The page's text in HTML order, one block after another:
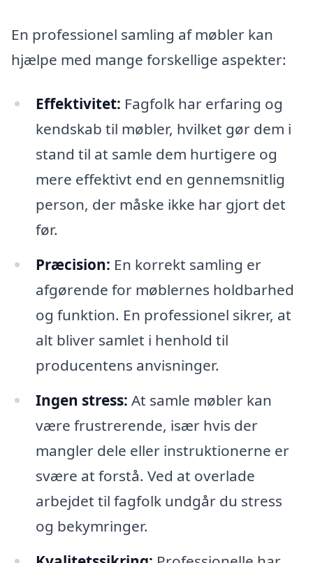
En professionel samling af møbler kan
hjælpe med mange forskellige aspekter:
Effektivitet: Fagfolk har erfaring og
kendskab til møbler, hvilket gør dem i
stand til at samle dem hurtigere og
mere effektivt end en gennemsnitlig
person, der måske ikke har gjort det
før.
Præcision: En korrekt samling er
afgørende for møblernes holdbarhed
og funktion. En professionel sikrer, at
alt bliver samlet i henhold til
producentens anvisninger.
Ingen stress: At samle møbler kan
være frustrerende, især hvis der
mangler dele eller instruktionerne er
svære at forstå. Ved at overlade
arbejdet til fagfolk undgår du stress
og bekymringer.